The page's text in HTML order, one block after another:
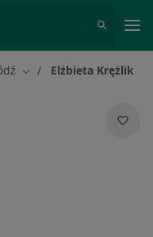
Zmień miasto
Elżbieta Krężlik